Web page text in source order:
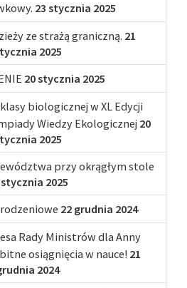
23 stycznia 2025
ze strażą graniczną. 21
2025
20 stycznia 2025
biologicznej w XL Edycji
Wiedzy Ekologicznej 20
2025
przy okrągłym stole
stycznia 2025
22 grudnia 2024
Rady Ministrów dla Anny
osiągnięcia w nauce! 21
2024